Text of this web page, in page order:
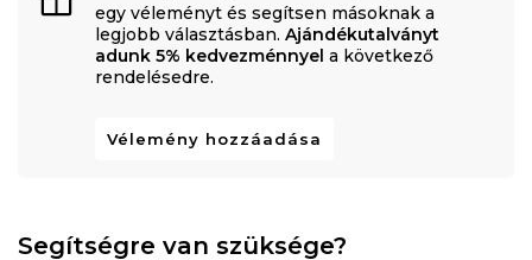
egy véleményt és segítsen másoknak a
legjobb választásban. Ajándékutalványt
adunk 5% kedvezménnyel a következő
rendelésedre.
Vélemény hozzáadása
Segítségre van szüksége?